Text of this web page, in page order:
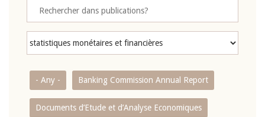
- Any - Banking Commission Annual Report
Documents d’Etude et d’Analyse Economiques